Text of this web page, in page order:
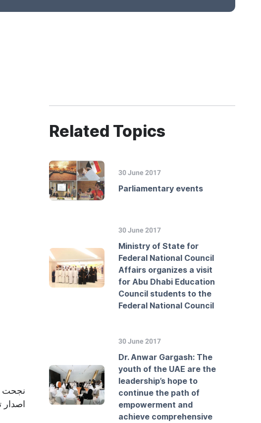
Related Topics
30 June 2017
Parliamentary events
30 June 2017
Ministry of State for
Federal National Council
Affairs organizes a visit
for Abu Dhabi Education
Council students to the
Federal National Council
30 June 2017
Dr. Anwar Gargash: The
youth of the UAE are the
leadership’s hope to
continue the path of
empowerment and
achieve comprehensive